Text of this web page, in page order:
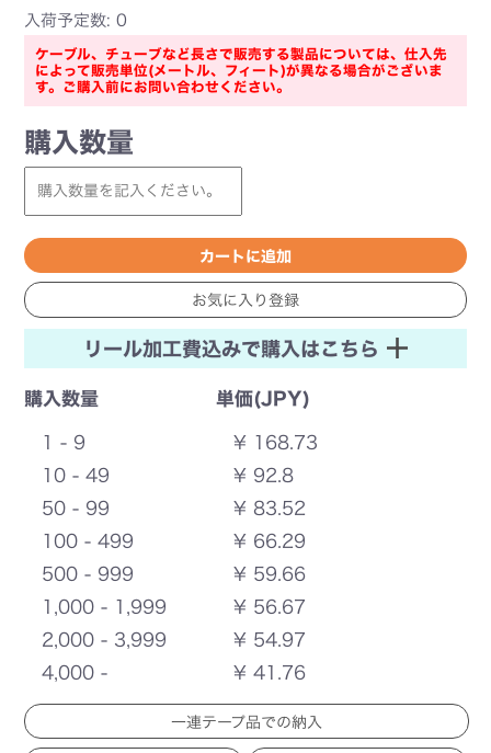
入荷予定数: 0
ケーブル、チューブなど長さで販売する製品については、仕入先
によって販売単位(メートル、フィート)が異なる場合がございま
す。ご購入前にお問い合わせください。
購入数量
リール加工費込みで購入はこちら
購入数量 単価(JPY)
1 - 9
¥ 168.73
10 - 49
¥ 92.8
50 - 99
¥ 83.52
100 - 499
¥ 66.29
500 - 999
¥ 59.66
1,000 - 1,999
¥ 56.67
2,000 - 3,999
¥ 54.97
4,000 -
¥ 41.76
一連テープ品での納入